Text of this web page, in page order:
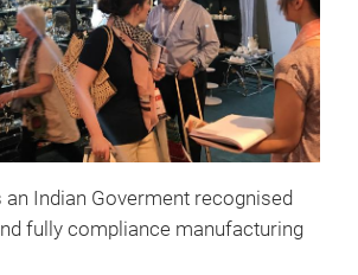
an Indian Goverment recognised
fully compliance manufacturing